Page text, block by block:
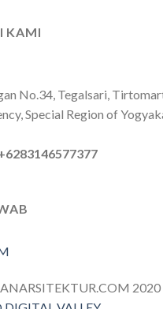
KAMI
No.34, Tegalsari,
Special Region of